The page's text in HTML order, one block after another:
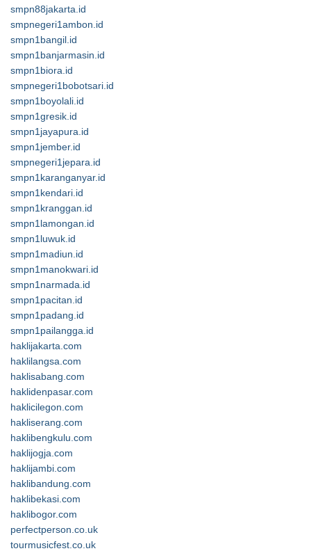
smpn88jakarta.id
smpnegeri1ambon.id
smpn1bangil.id
smpn1banjarmasin.id
smpn1biora.id
smpnegeri1bobotsari.id
smpn1boyolali.id
smpn1gresik.id
smpn1jayapura.id
smpn1jember.id
smpnegeri1jepara.id
smpn1karanganyar.id
smpn1kendari.id
smpn1kranggan.id
smpn1lamongan.id
smpn1luwuk.id
smpn1madiun.id
smpn1manokwari.id
smpn1narmada.id
smpn1pacitan.id
smpn1padang.id
smpn1pailangga.id
haklijakarta.com
haklilangsa.com
haklisabang.com
haklidenpasar.com
haklicilegon.com
hakliserang.com
haklibengkulu.com
haklijogja.com
haklijambi.com
haklibandung.com
haklibekasi.com
haklibogor.com
perfectperson.co.uk
tourmusicfest.co.uk